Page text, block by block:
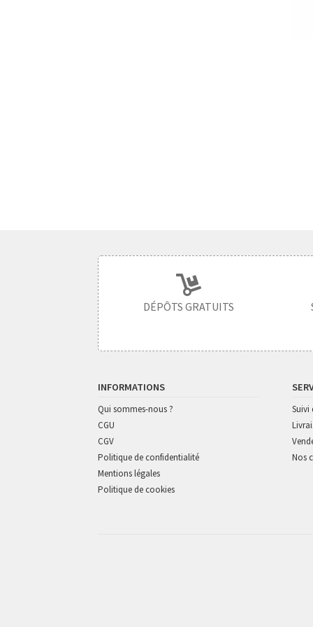
DÉPÔTS GRATUITS
INFORMATIONS
Qui sommes-nous ?
CGU
CGV
Politique de confidentialité
Mentions légales
Politique de cookies
Suivi
Nos